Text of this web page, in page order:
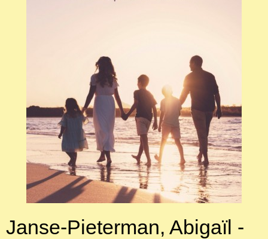
Janse-Pieterman, Abigaïl -